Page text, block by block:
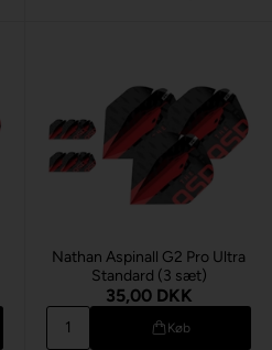
Nathan Aspinall G2 Pro Ultra
Standard (3 sæt)
35,00 DKK
Køb